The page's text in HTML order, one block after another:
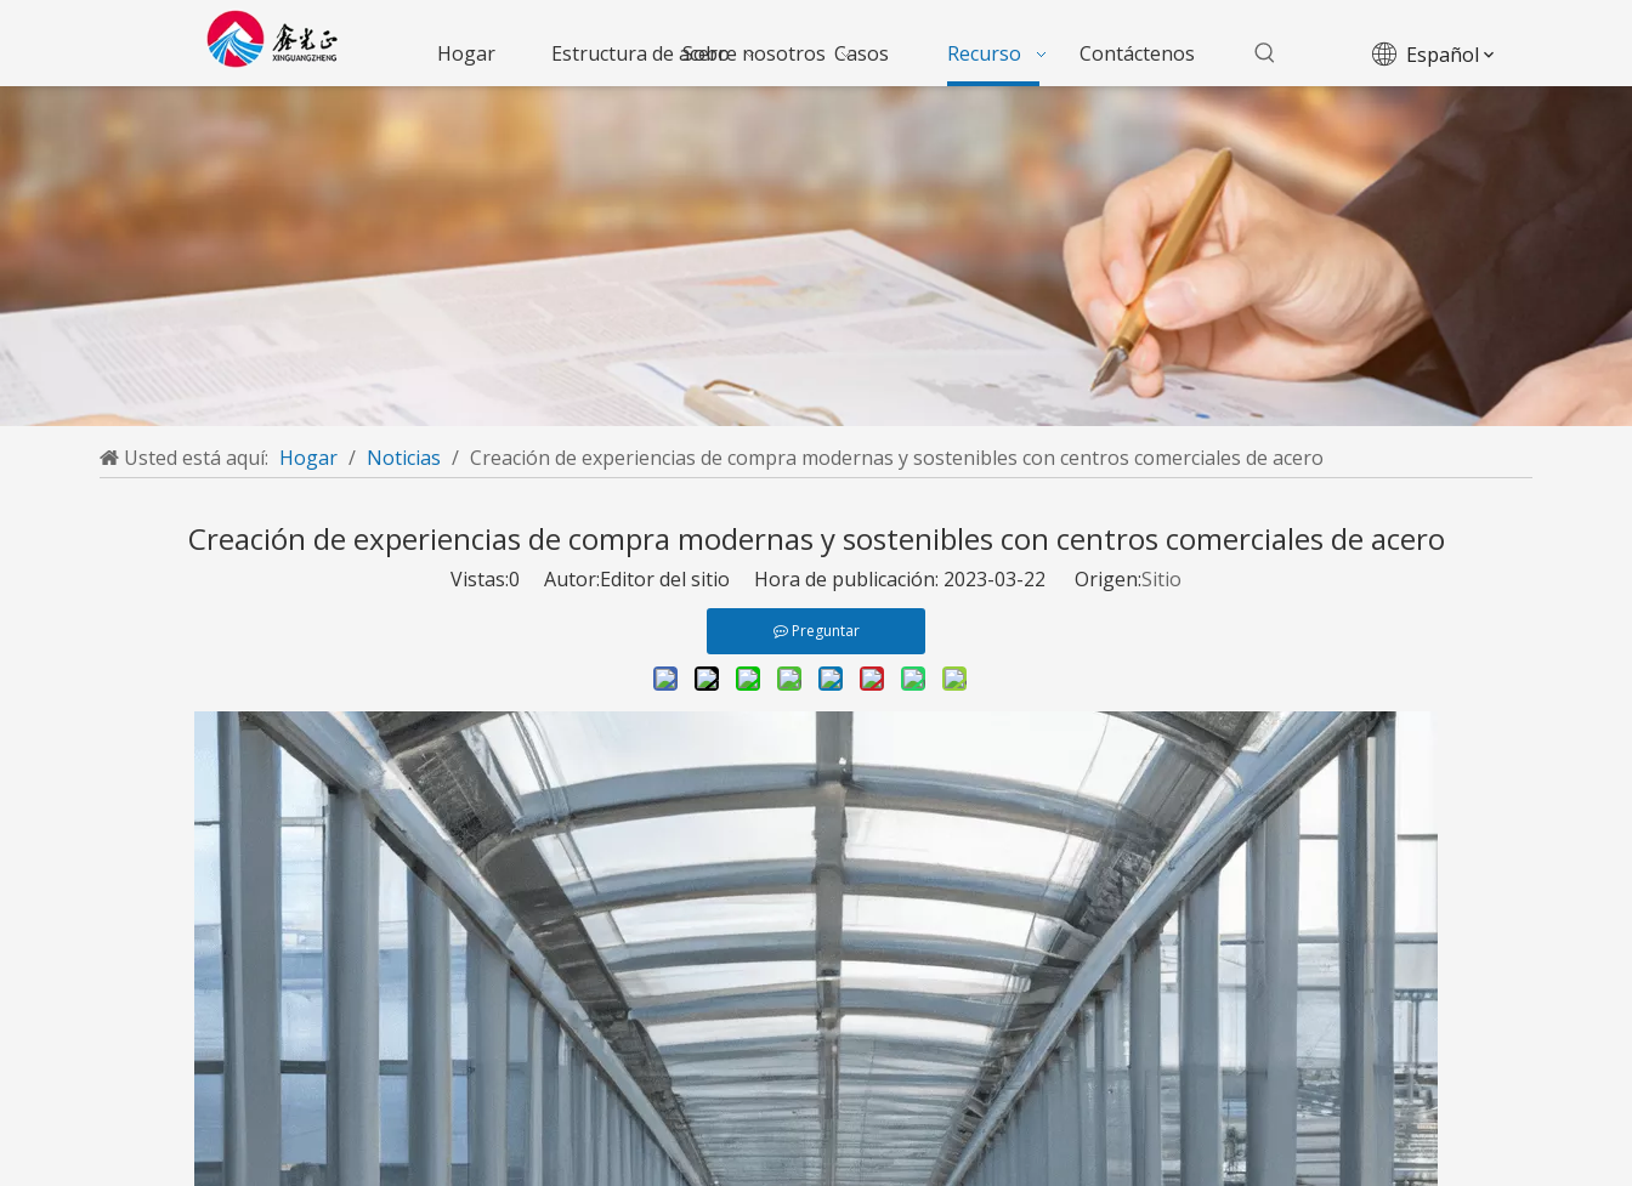
Hogar Estructura de aceroSobre nosotros Casos Recurso Contáctenos Español
Usted está aquí: Hogar / Noticias / Creación de experiencias de compra modernas y sostenibles con centros comerciales de acero
Creación de experiencias de compra modernas y sostenibles con centros comerciales de acero
Vistas:0 Autor:Editor del sitio Hora de publicación: 2023-03-22 Origen:Sitio
Preguntar